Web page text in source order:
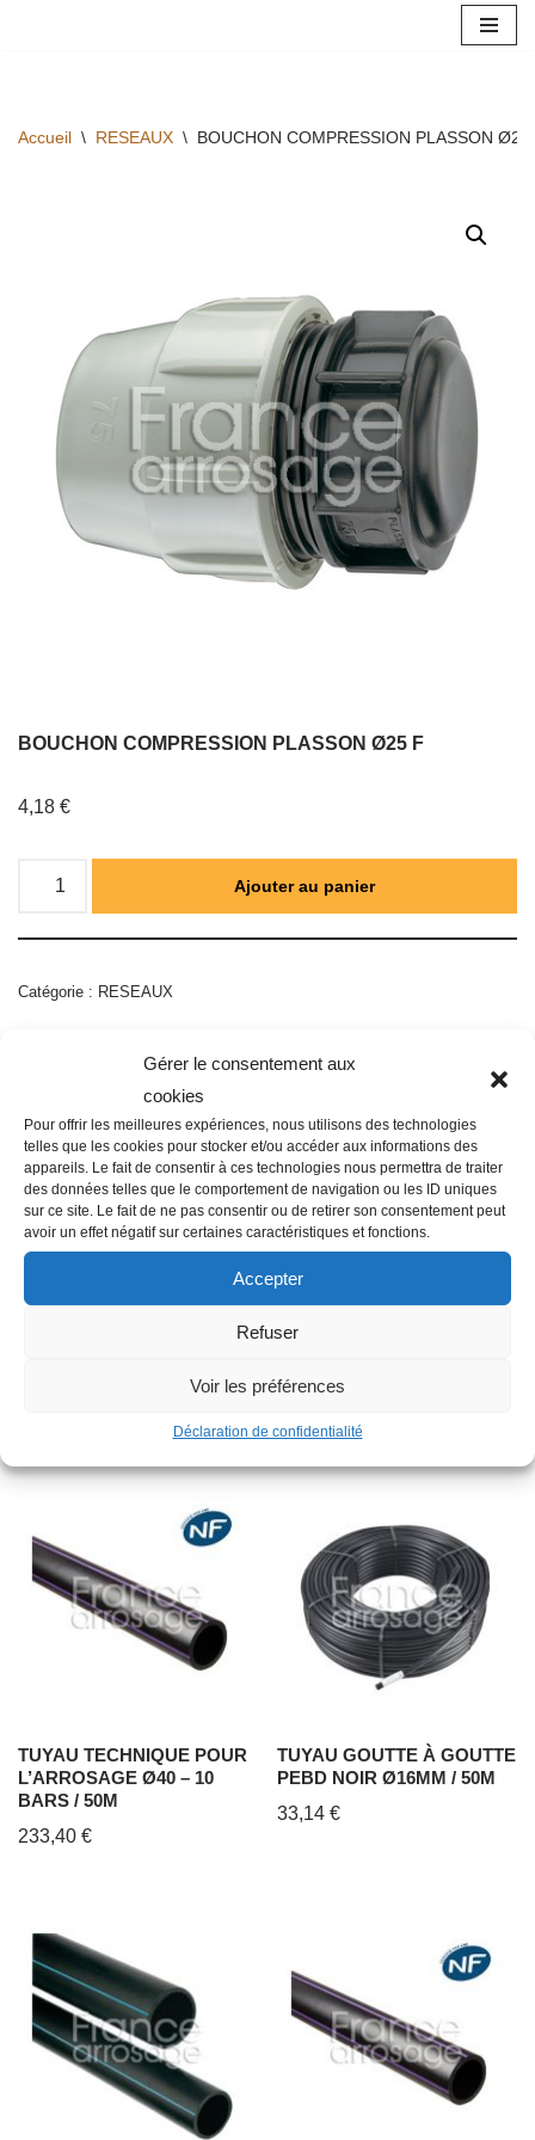
Gérer le consentement aux
cookies
Pour offrir les meilleures expériences, nous utilisons des technologies
telles que les cookies pour stocker et/ou accéder aux informations des
appareils. Le fait de consentir à ces technologies nous permettra de traiter
des données telles que le comportement de navigation ou les ID uniques
sur ce site. Le fait de ne pas consentir ou de retirer son consentement peut
avoir un effet négatif sur certaines caractéristiques et fonctions.
Accepter
Refuser
Voir les préférences
Déclaration de confidentialité
contenu
Accueil \ RESEAUX \ BOUCHON COMPRESSION PLASSON Ø25
BOUCHON COMPRESSION PLASSON Ø25 F
4,18 €
Ajouter au panier
Catégorie : RESEAUX
Description
Famille : F01
Diamètre : 25 mm
Matière : Plastique
Produits similaires
TUYAU TECHNIQUE POUR
L’ARROSAGE Ø40 – 10
BARS / 50M
233,40 €
TUYAU GOUTTE À GOUTTE
PEBD NOIR Ø16MM / 50M
33,14€